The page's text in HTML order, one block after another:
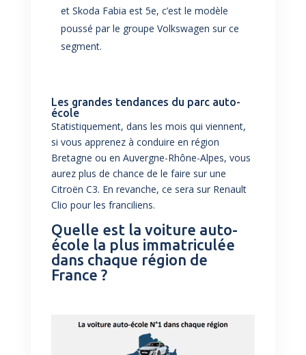
et Skoda Fabia est 5e, c’est le modèle
poussé par le groupe Volkswagen sur ce
segment.
Les grandes tendances du parc auto-
école
Statistiquement, dans les mois qui viennent,
si vous apprenez à conduire en région
Bretagne ou en Auvergne-Rhône-Alpes, vous
aurez plus de chance de le faire sur une
Citroën C3. En revanche, ce sera sur Renault
Clio pour les franciliens.
Quelle est la voiture auto-
école la plus immatriculée
dans chaque région de
France ?